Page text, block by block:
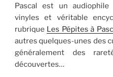
Pascal est un
vinyles et véritable
rubrique Les Pépites à
autres quelques-unes des
généralement des
découvertes…